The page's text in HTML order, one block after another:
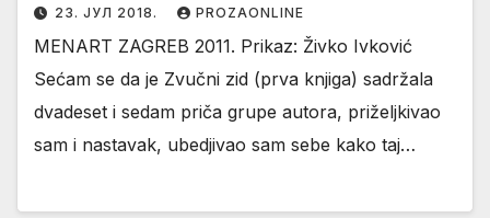
23. ЈУЛ 2018. PROZAONLINE
MENART ZAGREB 2011. Prikaz: Živko Ivković
Sećam se da je Zvučni zid (prva knjiga) sadržala
dvadeset i sedam priča grupe autora, priželjkivao
sam i nastavak, ubedjivao sam sebe kako taj…